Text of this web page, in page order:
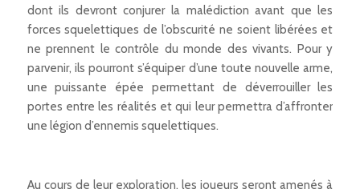
dont ils devront conjurer la malédiction avant que les
forces squelettiques de l’obscurité ne soient libérées et
ne prennent le contrôle du monde des vivants. Pour y
parvenir, ils pourront s’équiper d’une toute nouvelle arme,
une puissante épée permettant de déverrouiller les
portes entre les réalités et qui leur permettra d’affronter
une légion d’ennemis squelettiques.
Au cours de leur exploration, les joueurs seront amenés à